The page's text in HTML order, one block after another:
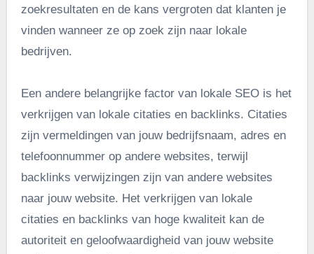
zoekresultaten en de kans vergroten dat klanten je
vinden wanneer ze op zoek zijn naar lokale
bedrijven.
Een andere belangrijke factor van lokale SEO is het
verkrijgen van lokale citaties en backlinks. Citaties
zijn vermeldingen van jouw bedrijfsnaam, adres en
telefoonnummer op andere websites, terwijl
backlinks verwijzingen zijn van andere websites
naar jouw website. Het verkrijgen van lokale
citaties en backlinks van hoge kwaliteit kan de
autoriteit en geloofwaardigheid van jouw website